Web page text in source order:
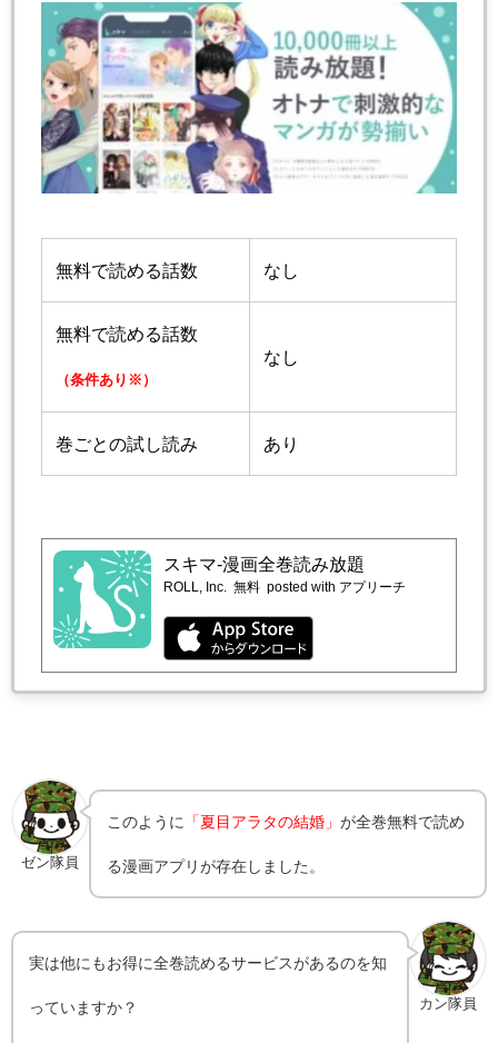
無料で読める話数 なし
無料で読める話数
（条件あり※）
なし
巻ごとの試し読み あり
スキマ-漫画全巻読み放題
ROLL, Inc. 無料 posted with アプリーチ
ゼン隊員
このように 「夏目アラタの結婚」が全巻無料で読め
る漫画アプリが存在しました。
カン隊員
実は他にもお得に全巻読めるサービスがあるのを知
っていますか？